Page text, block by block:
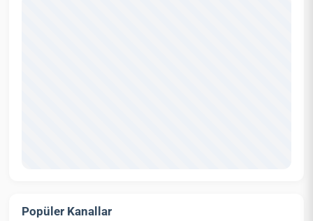
Popüler Kanallar